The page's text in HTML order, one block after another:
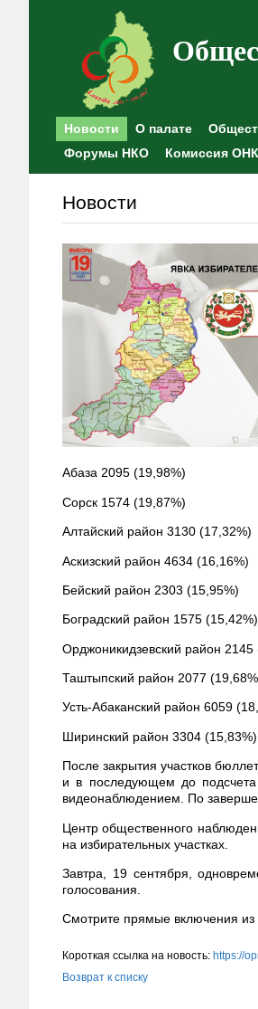
Новости О палате
Форумы НКО
Комиссия ОНК
Новости
Абаза 2095 (19,98%)
Сорск 1574 (19,87%)
Алтайский район 3130 (17,32%)
Аскизский район 4634 (16,16%)
Бейский район 2303 (15,95%)
Боградский район 1575 (15,42%)
Орджоникидзевский район 2145
Таштыпский район 2077
Усть-Абаканский район 6059
Ширинский район 3304 (15,83%)
После закрытия участков
и в последующем до подсчета
видеонаблюдением. По
Центр общественного
на избирательных участках.
Завтра, 19 сентября,
голосования.
Смотрите прямые включения
Короткая ссылка на новость: https://
Возврат к списку